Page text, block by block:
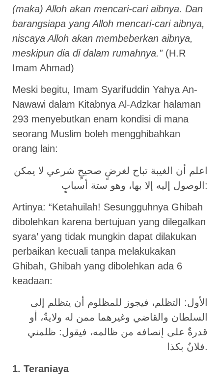
(maka) Alloh akan mencari-cari aibnya. Dan
barangsiapa yang Alloh mencari-cari aibnya,
niscaya Alloh akan membeberkan aibnya,
meskipun dia di dalam rumahnya.”(H.R
Imam Ahmad)
Meski begitu, Imam Syarifuddin Yahya An-
Nawawi dalam Kitabnya Al-Adzkar halaman
293 menyebutkan enam kondisi di mana
seorang Muslim boleh mengghibahkan
orang lain:
اعلم أن الغيبة تباح لغرضٍ صحيحٍ شرعي لا يمكن
الوصول إليه إلا بها، وهو ستة أسبابٍ:
Artinya: “Ketahuilah! Sesungguhnya Ghibah
dibolehkan karena bertujuan yang dilegalkan
syara’ yang tidak mungkin dapat dilakukan
perbaikan kecuali tanpa melakukakan
Ghibah, Ghibah yang dibolehkan ada 6
keadaan:
الأول: التظلم، فيجوز للمظلوم أن يتظلم إلى
السلطان والقاضي وغيرهما ممن له ولايةٌ، أو
قدرةٌ على إنصافه من ظالمه، فيقول: ظلمني
فلانٌ بكذا.
1. Teraniaya